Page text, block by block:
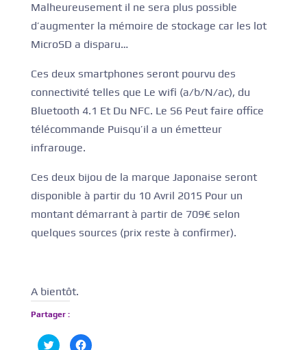
Malheureusement il ne sera plus possible
d’augmenter la mémoire de stockage car les lot
MicroSD a disparu…
Ces deux smartphones seront pourvu des
connectivité telles que Le wifi (a/b/N/ac), du
Bluetooth 4.1 Et Du NFC. Le S6 Peut faire office
télécommande Puisqu’il a un émetteur
infrarouge.
Ces deux bijou de la marque Japonaise seront
disponible à partir du 10 Avril 2015 Pour un
montant démarrant à partir de 709€ selon
quelques sources (prix reste à confirmer).
A bientôt.
Partager :
C C